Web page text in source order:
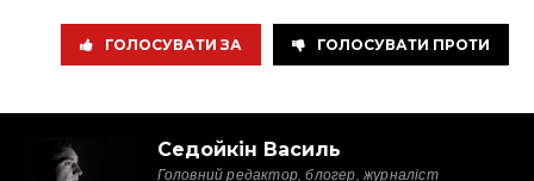
ГОЛОСУВАТИ ЗА ГОЛОСУВАТИ ПРОТИ
Седойкін Василь
Головний редактор, блогер, журналіст